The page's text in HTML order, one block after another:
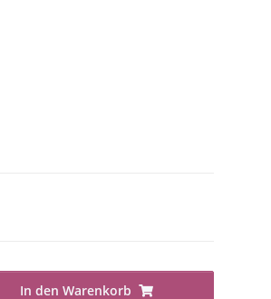
In den Warenkorb